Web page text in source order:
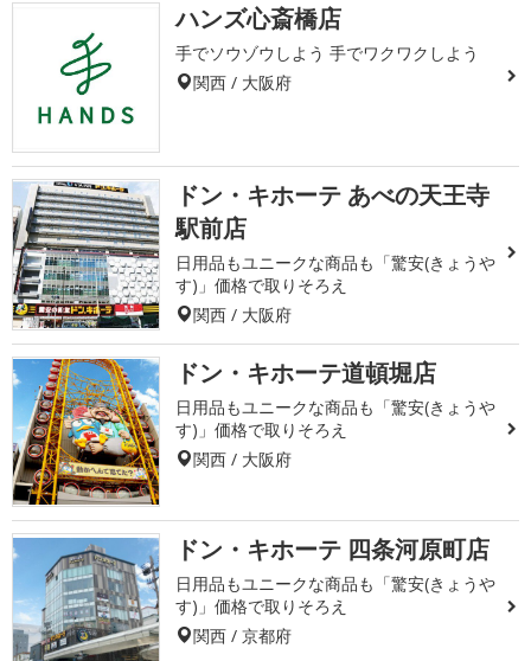
ハンズ心斎橋店
手でソウゾウしよう 手でワクワクしよう
関西 / 大阪府
ドン・キホーテ あべの天王寺
駅前店
日用品もユニークな商品も「驚安(きょうや
す)」価格で取りそろえ
関西 / 大阪府
ドン・キホーテ道頓堀店
日用品もユニークな商品も「驚安(きょうや
す)」価格で取りそろえ
関西 / 大阪府
ドン・キホーテ 四条河原町店
日用品もユニークな商品も「驚安(きょうや
す)」価格で取りそろえ
関西 / 京都府